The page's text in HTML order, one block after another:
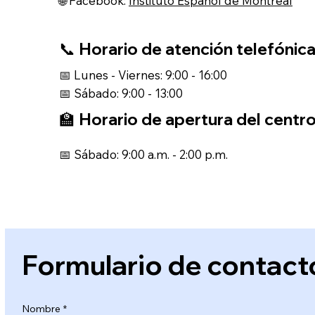
📞 Horario de atención telefónica
📅 Lunes - Viernes: 9:00 - 16:00
📅 Sábado: 9:00 - 13:00
🏫 Horario de apertura del centro
📅 Sábado: 9:00 a.m. - 2:00 p.m.
Formulario de
Nombre *